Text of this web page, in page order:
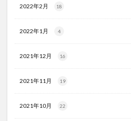
2022年2月 18
2022年1月 4
2021年12月 16
2021年11月 19
2021年10月 22